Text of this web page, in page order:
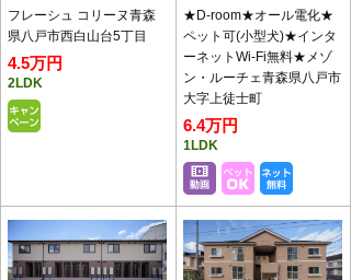
ク着用をお願いします。
2.入店時には必ず「指・
手」の消毒をお願いしま
す。 店内に消毒液を用意
いたしています。
3.お客様の体調等の告知アンケートにご記入く
ださい。
4.接客カウンターには、飛沫感染防止のためパ
ーテーションを設置いたしております。
パーテーション越しの対応となります。
フレーシュ コリーヌ青森
県八戸市西白山台5丁目
4.5万円
2LDK
★D-room★オール電化★
ペット可(小型犬)★インタ
ーネットWi-Fi無料★メゾ
ン・ルーチェ青森県八戸市
大字上徒士町
6.4万円
1LDK